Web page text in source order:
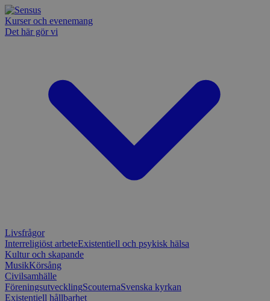
Kurser och evenemang
Det här gör vi
Livsfrågor
Interreligiöst arbeteExistentiell och psykisk hälsa
Kultur och skapande
MusikKörsång
Civilsamhälle
FöreningsutvecklingScouternaSvenska kyrkan
Existentiell hållbarhet